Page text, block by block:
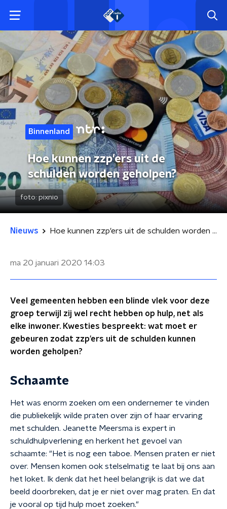
Binnenland
Hoe kunnen zzp'ers uit de
schulden worden geholpen?
foto: pixnio
Nieuws Hoe kunnen zzp'ers uit de schulden worden geholpen?
ma 20 januari 2020 14:03
Veel gemeenten hebben een blinde vlek voor deze
groep terwijl zij wel recht hebben op hulp, net als
elke inwoner. Kwesties bespreekt: wat moet er
gebeuren zodat zzp'ers uit de schulden kunnen
worden geholpen?
Schaamte
Het was enorm zoeken om een ondernemer te vinden
die publiekelijk wilde praten over zijn of haar ervaring
met schulden. Jeanette Meersma is expert in
schuldhulpverlening en herkent het gevoel van
schaamte: "Het is nog een taboe. Mensen praten er niet
over. Mensen komen ook stelselmatig te laat bij ons aan
het loket. Ik denk dat het heel belangrijk is dat we dat
beeld doorbreken, dat je er niet over mag praten. En dat
je vooral op tijd hulp moet zoeken."